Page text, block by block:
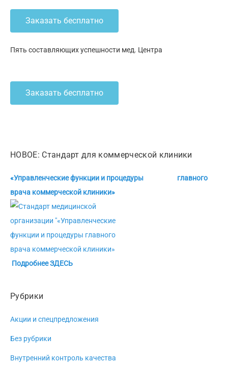
Заказать бесплатно
Пять составляющих успешности мед. Центра
Заказать бесплатно
НОВОЕ: Стандарт для коммерческой клиники
«Управленческие функции и процедуры главного
врача коммерческой клиники»
Подробнее ЗДЕСЬ
Рубрики
Акции и спецпредложения
Без рубрики
Внутренний контроль качества